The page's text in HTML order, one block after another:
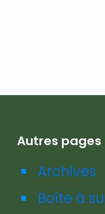
Autres pages
Archives
Boîte à